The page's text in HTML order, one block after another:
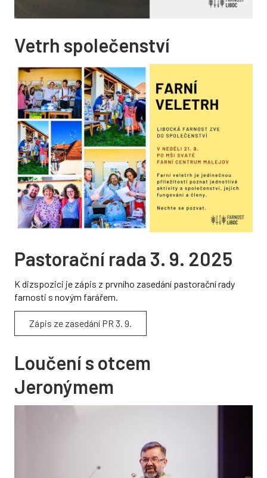
Eucharistie
Manželství
Smíření
Pomazání nemocných
Pohřební obřady
FARNOST
Farní knihovna
Pastorační rada
Bratři karmelitáni
Domov svaté Rodiny
Historie farnosti a kostela
ARCHIV
Vetrh společenství
Pastorační rada 3. 9. 2025
K dizspozici je zápis z prvního zasedání pastorační rady
farnosti s novým farářem.
Zápis ze zasedání PR 3. 9.
Loučení s otcem
Jeronýmem